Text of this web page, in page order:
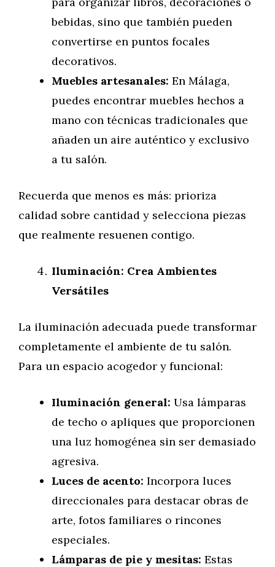
bebidas, sino que también pueden
convertirse en puntos focales
decorativos.
Muebles artesanales: En Málaga,
puedes encontrar muebles hechos a
mano con técnicas tradicionales que
añaden un aire auténtico y exclusivo
a tu salón.
Recuerda que menos es más: prioriza
calidad sobre cantidad y selecciona piezas
que realmente resuenen contigo.
Iluminación: Crea Ambientes
Versátiles
La iluminación adecuada puede transformar
completamente el ambiente de tu salón.
Para un espacio acogedor y funcional:
Iluminación general: Usa lámparas
de techo o apliques que proporcionen
una luz homogénea sin ser demasiado
agresiva.
Luces de acento: Incorpora luces
direccionales para destacar obras de
arte, fotos familiares o rincones
especiales.
Lámparas de pie y mesitas: Estas